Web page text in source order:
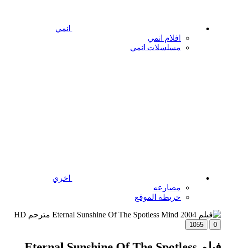
انمي
افلام انمي
مسلسلات انمي
اخري
مصارعه
خريطة الموقع
0
1055